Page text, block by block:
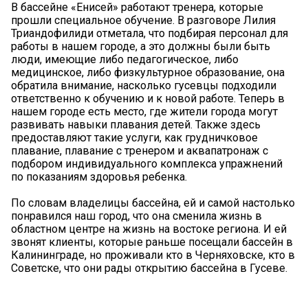
В бассейне «Енисей» работают тренера, которые
прошли специальное обучение. В разговоре Лилия
Триандофилиди отметала, что подбирая персонал для
работы в нашем городе, а это должны были быть
люди, имеющие либо педагогическое, либо
медицинское, либо физкультурное образование, она
обратила внимание, насколько гусевцы подходили
ответственно к обучению и к новой работе. Теперь в
нашем городе есть место, где жители города могут
развивать навыки плавания детей. Также здесь
предоставляют такие услуги, как грудничковое
плавание, плавание с тренером и аквапатронаж с
подбором индивидуального комплекса упражнений
по показаниям здоровья ребенка.
По словам владелицы бассейна, ей и самой настолько
понравился наш город, что она сменила жизнь в
областном центре на жизнь на востоке региона. И ей
звонят клиенты, которые раньше посещали бассейн в
Калининграде, но проживали кто в Черняховске, кто в
Советске, что они рады открытию бассейна в Гусеве.